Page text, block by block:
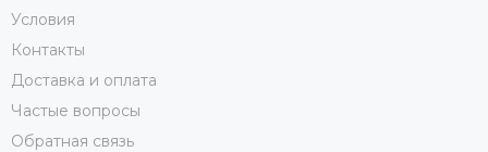
Условия
Контакты
Доставка и оплата
Частые вопросы
Обратная связь